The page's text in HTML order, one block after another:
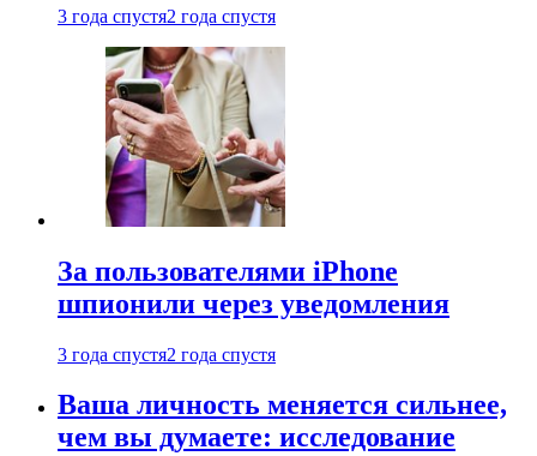
3 года спустя2 года спустя
За пользователями iPhone
шпионили через уведомления
3 года спустя2 года спустя
Ваша личность меняется сильнее,
чем вы думаете: исследование